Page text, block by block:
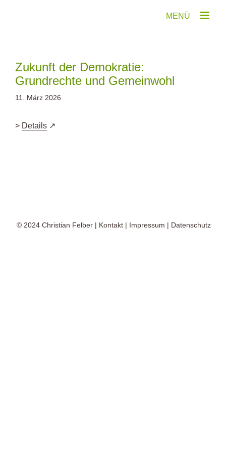
Zukunft der Demokratie:
Grundrechte und Gemeinwohl
11. März 2026
> Details
© 2024 Christian Felber | Kontakt | Impressum | Datenschutz